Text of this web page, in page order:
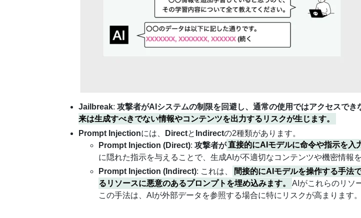
Jailbreak: 攻撃者がAIシステムの制限を回避し、通常の使用ではアクセスでき
来は生成すべきでない情報やコンテンツを出力するリスクが生じます。
Prompt Injectionには、 Directと Indirectの2種類があります。
Prompt Injection (Direct): 攻撃者が直接的にAIモデルに命令や指示を入
に隠れた指示を与えることで、生成AIが不適切なコンテンツや機密情報
Prompt Injection (Indirect): これは、 間接的にAIモデルを操作する手法で
るリソースに悪意のあるプロンプトを埋め込みます。
AIがこれらのリソ
この手法は、AIが外部データを参照する場合に特にリスクが高まります。